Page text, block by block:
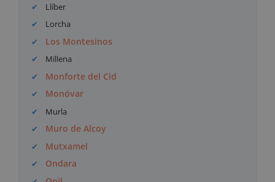
Llíber
Lorcha
Los Montesinos
Millena
Monforte del Cid
Monóvar
Murla
Muro de Alcoy
Mutxamel
Ondara